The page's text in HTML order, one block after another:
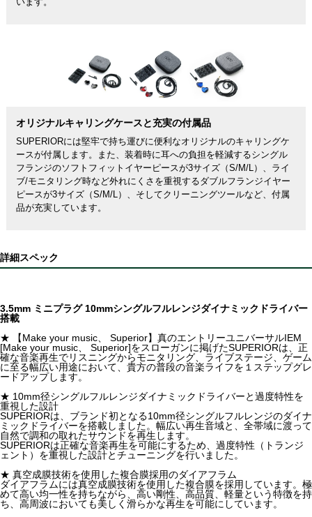
います。
オリジナルキャリングケースと充実の付属品
SUPERIORには堅牢で持ち運びに便利なオリジナルのキャリングケ
ースが付属します。また、装着時に耳への負担を軽減するシングル
フランジのソフトフィットイヤーピースが3サイズ（S/M/L）、ライ
ブ/モニタリング時など外れにくさを重視するダブルフランジイヤー
ピースが3サイズ（S/M/L）、そしてクリーニングツールなど、付属
品が充実しています。
詳細スペック
3.5mm ミニプラグ 10mmシングルフルレンジダイナミックドライバー
搭載
★ 【Make your music、 Superior】真のエントリーユニバーサルIEM
[Make your music、 Superior]をスローガンに掲げたSUPERIORは、正
確な音楽再生でリスニングからモニタリング、ライブステージ、ゲーム
に至る幅広い用途において、貴方の普段の音楽ライフを１ステップグレ
ードアップします。
★ 10mm径シングルフルレンジダイナミックドライバーと過度特性を
重視した設計
SUPERIORは、ブランド初となる10mm径シングルフルレンジのダイナ
ミックドライバーを搭載しました。幅広い再生音域と、全帯域に渡って
自然で調和の取れたサウンドを再生します。
SUPERIORは正確な音楽再生を可能にするため、過度特性（トランジ
ェント）を重視した設計とチューニングを行いました。
★ 真空成膜技術を使用した複合膜採用のダイアフラム
ダイアフラムには真空成膜技術を使用した複合膜を採用しています。極
めて高い均一性を持ちながら、高い剛性、高品質、軽量という特徴を持
ち、高周波においても美しく滑らかな再生を可能にしています。